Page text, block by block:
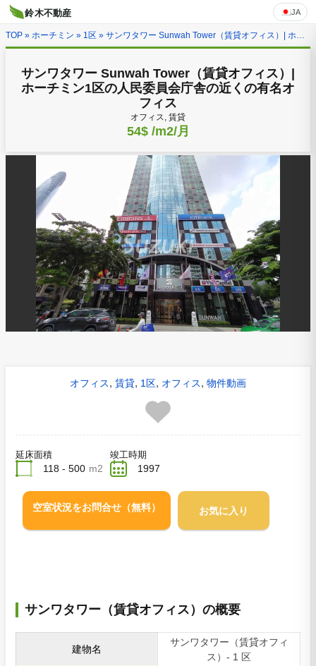
TOP » ホーチミン » 1区 » サンワタワー Sunwah Tower（賃貸オフィス）| ホーチミン1区の人民委員会庁舎の近くの有名オフィス
サンワタワー Sunwah Tower（賃貸オフィス）|
ホーチミン1区の人民委員会庁舎の近くの有名オ
フィス
オフィス, 賃貸
54$ /m2/月
オフィス, 賃貸, 1区, オフィス, 物件動画
延床面積
118 - 500 m2
竣工時期
1997
空室状況をお問合せ（無料） お気に入り
サンワタワー（賃貸オフィス）の概要
建物名
サンワタワー（賃貸オフィ
ス）- 1 区
鈴木不動産 JA